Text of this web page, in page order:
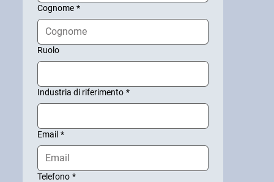
Cognome *
Ruolo
Industria di riferimento *
Email *
Telefono *